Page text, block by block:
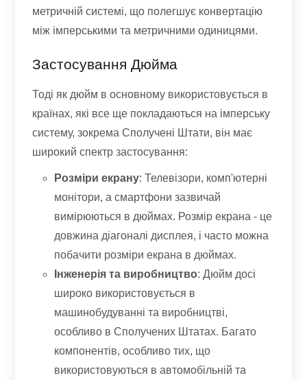
метричній системі, що полегшує конвертацію
між імперськими та метричними одиницями.
Застосування Дюйма
Тоді як дюйм в основному використовується в
країнах, які все ще покладаються на імперську
систему, зокрема Сполучені Штати, він має
широкий спектр застосування:
Розміри екрану: Телевізори, комп'ютерні
монітори, а смартфони зазвичай
вимірюються в дюймах. Розмір екрана - це
довжина діагоналі дисплея, і часто можна
побачити розміри екрана в дюймах.
Інженерія та виробництво: Дюйм досі
широко використовується в
машинобудуванні та виробництві,
особливо в Сполучених Штатах. Багато
компонентів, особливо тих, що
використовуються в автомобільній та